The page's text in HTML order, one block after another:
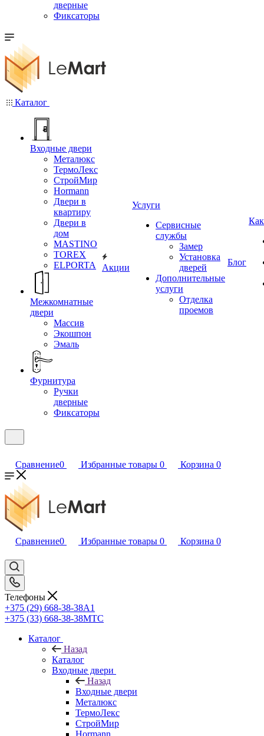
дверные
Фиксаторы
Каталог
Входные двери
Металюкс
ТермоЛекс
СтройМир
Hormann
Двери в
квартиру
Двери в
дом
MASTINO
TOREX
ELPORTA
Межкомнатные
двери
Массив
Экошпон
Эмаль
Фурнитура
Ручки
дверные
Фиксаторы
Акции
Услуги
Сервисные
службы
Замер
Установка
дверей
Дополнительные
услуги
Отделка
проемов
Блог
Сравнение0 Избранные товары 0 Корзина 0
Сравнение0 Избранные товары 0 Корзина 0
Телефоны
+375 (29) 668-38-38A1
+375 (33) 668-38-38МТС
Каталог
Назад
Каталог
Входные двери
Назад
Входные двери
Металюкс
ТермоЛекс
СтройМир
Hormann